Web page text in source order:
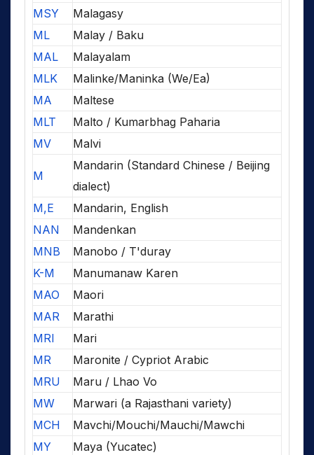
MSY
Malagasy
ML
Malay / Baku
MAL
Malayalam
MLK
Malinke/Maninka (We/Ea)
MA
Maltese
MLT
Malto / Kumarbhag Paharia
MV
Malvi
M
Mandarin (Standard Chinese / Beijing
dialect)
M,E
Mandarin, English
NAN
Mandenkan
MNB
Manobo / T'duray
K-M
Manumanaw Karen
MAO
Maori
MAR
Marathi
MRI
Mari
MR
Maronite / Cypriot Arabic
MRU
Maru / Lhao Vo
MW
Marwari (a Rajasthani variety)
MCH
Mavchi/Mouchi/Mauchi/Mawchi
MY
Maya (Yucatec)